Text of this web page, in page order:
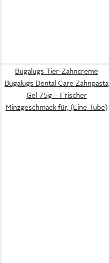
Bugalugs Tier-Zahncreme
Bugalugs Dental Care Zahnpasta
Gel 75g – Frischer
Minzgeschmack für, (Eine Tube)